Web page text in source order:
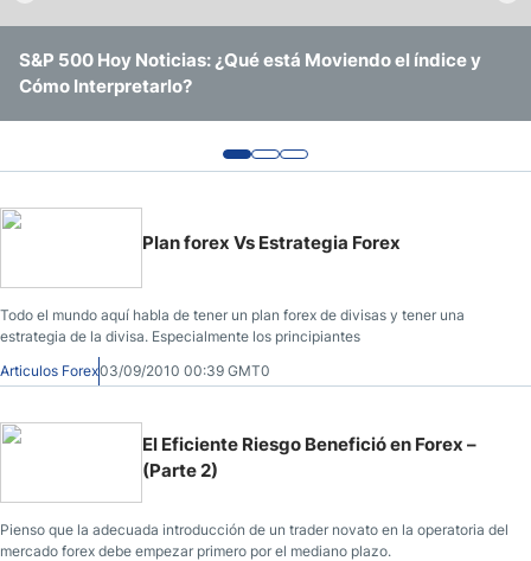
Herramientas Forex
Psicología Forex
Cómo Calcular Apalancamiento
Cómo Contar Los Pips
S&P 500 Hoy Noticias: ¿Qué está Moviendo el índice y
Cómo Interpretarlo?
¿Qué Métodos de Pago Permiten Aprovechar Bonos sin
Depósito en Plataformas de Colombia?
Guía para operar con el Precio del oro en 2026
Plan forex Vs Estrategia Forex
Todo el mundo aquí habla de tener un plan forex de divisas y tener una
estrategia de la divisa. Especialmente los principiantes
Articulos Forex03/09/2010 00:39 GMT0
El Eficiente Riesgo Benefició en Forex –
(Parte 2)
Pienso que la adecuada introducción de un trader novato en la operatoria del
mercado forex debe empezar primero por el mediano plazo.